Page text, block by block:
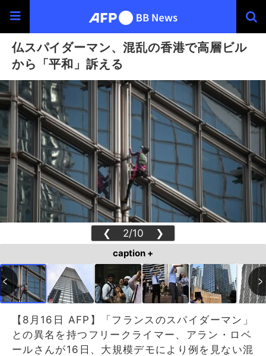
仏スパイダーマン、混乱の香港で高層ビル
から「平和」訴える
❮ 2/10 ❯
caption +
【8月16日 AFP】「フランスのスパイダーマン」
との異名を持つフリークライマー、アラン・ロベ
ールさんが16日、大規模デモにより例を見ない混